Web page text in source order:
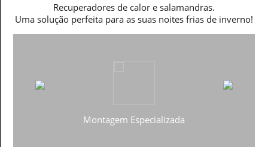
Recuperadores de calor e salamandras.
Uma solução perfeita para as suas noites frias de inverno!
Montagem Especializada